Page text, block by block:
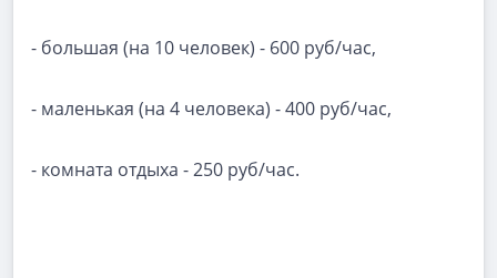
- большая (на 10 человек) - 600 руб/час,
- маленькая (на 4 человека) - 400 руб/час,
- комната отдыха - 250 руб/час.